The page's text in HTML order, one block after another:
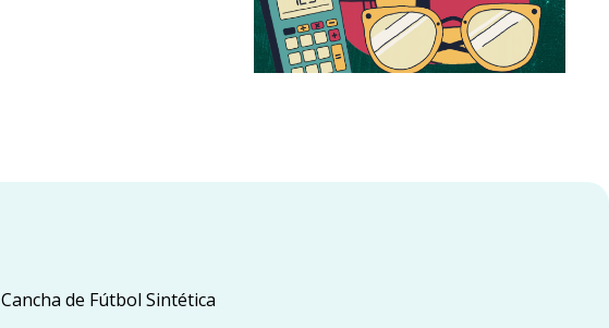
Cancha de Fútbol Sintética